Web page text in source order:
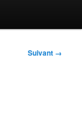
Suivant →